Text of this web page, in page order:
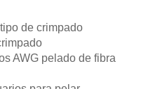
de crimpado
AWG pelado de fibra